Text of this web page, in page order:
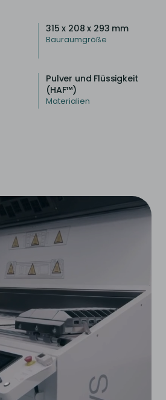
315 x 208 x 293 mm
Bauraumgröße
Pulver und Flüssigkeit
(HAF™)
Materialien